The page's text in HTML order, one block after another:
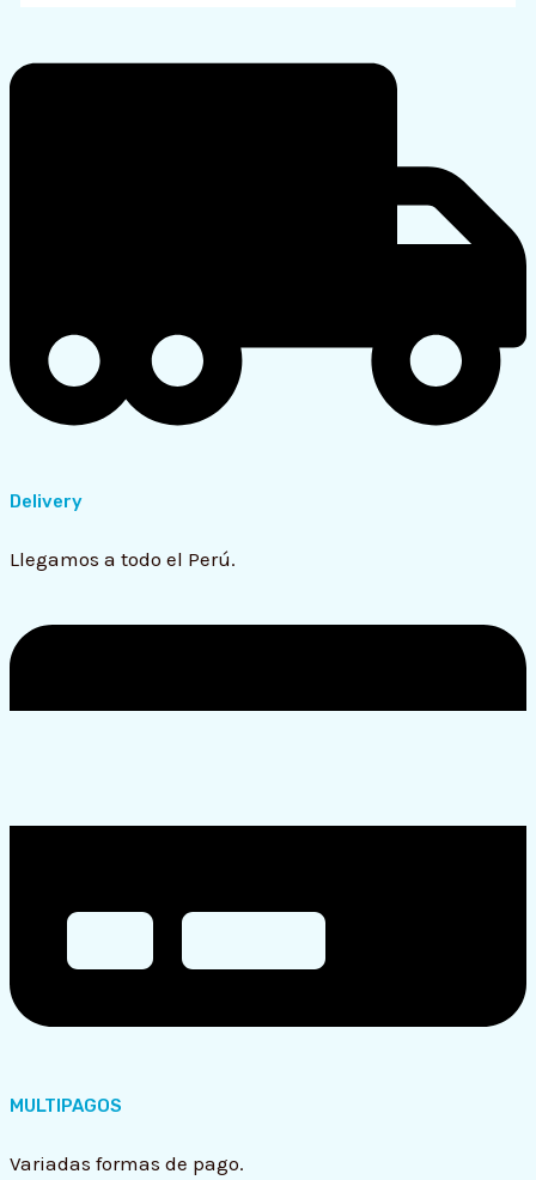
Delivery
Llegamos a todo el Perú.
MULTIPAGOS
Variadas formas de pago.